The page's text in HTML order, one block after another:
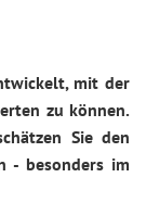
mit der
zu können.
Sie den
- besonders im